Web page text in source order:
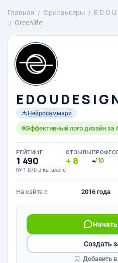
Главная Фрилансеры E D O
Greenlife
E D O U D E S I G
Нейросаммари
Эффективный лого дизайн за
РЕЙТИНГ
1 490
№ 1 070 в каталоге
ОТЗЫВЫ
8 -/10
На сайте с 2016 года
Создать
Добавить